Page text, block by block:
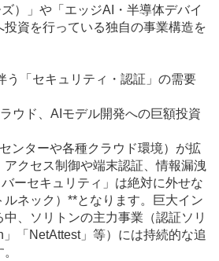
）」や「エッジAI・ 半導体デバイ
投資を行っている独自の事業構造を
う「セキュリティ・認証」の需要
ウド、AIモデル開発への巨額投資
ンターや各種クラウド環境）が拡
クセス制御や端末認証、情報漏洩
ーセキュリティ」は絶対に外せな
ネック）**となります。巨大イン
、ソリトンの主力事業（認証ソリ
」「NetAttest」等）には持続的な追